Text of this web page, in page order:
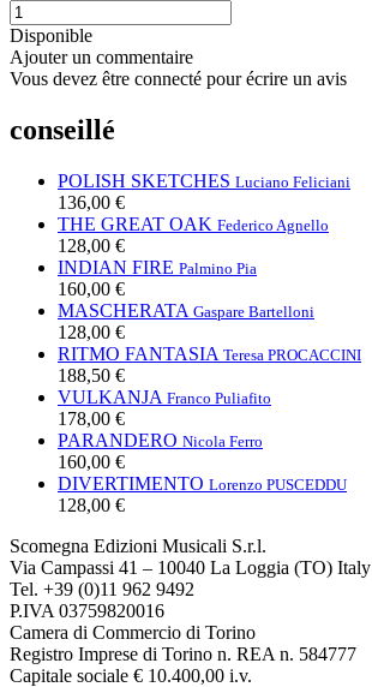
Disponible
Ajouter un commentaire
Vous devez être connecté pour écrire un avis
conseillé
POLISH SKETCHES Luciano Feliciani
136,00 €
THE GREAT OAK Federico Agnello
128,00 €
INDIAN FIRE Palmino Pia
160,00 €
MASCHERATA Gaspare Bartelloni
128,00 €
RITMO FANTASIA Teresa PROCACCINI
188,50 €
VULKANJA Franco Puliafito
178,00 €
PARANDERO Nicola Ferro
160,00 €
DIVERTIMENTO Lorenzo PUSCEDDU
128,00 €
Scomegna Edizioni Musicali S.r.l.
Via Campassi 41 – 10040 La Loggia (TO) Italy
Tel. +39 (0)11 962 9492
P.IVA 03759820016
Camera di Commercio di Torino
Registro Imprese di Torino n. REA n. 584777
Capitale sociale € 10.400,00 i.v.